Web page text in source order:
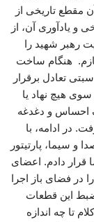
مقطع تاریخی از
و یادآوری آن، از
رهبر شهید را
هنگام ساخت
تعادل برقرار
هیچ نهاد یا
احساس و دغدغه
در ادامه، با
سیما، پارتیتور
قرار دادم. اعضای
در فضای باز اجرا
ضبط این قطعات
تا چه اندازه